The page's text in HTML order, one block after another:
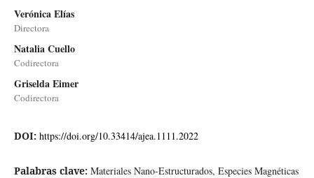
Verónica Elías
Directora
Natalia Cuello
Codirectora
Griselda Eimer
Codirectora
DOI: https://doi.org/10.33414/ajea.1111.2022
Palabras clave: Materiales Nano-Estructurados, Especies Magnéticas